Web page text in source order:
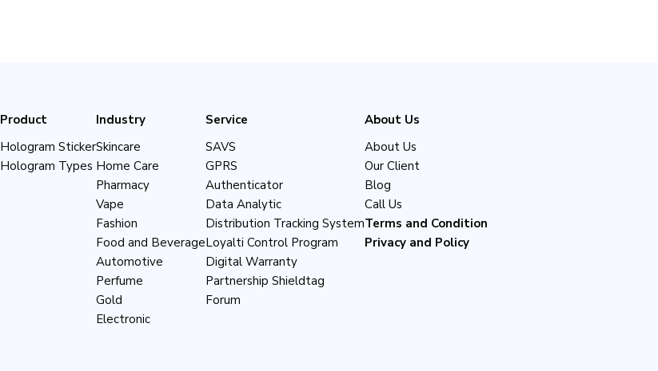
Product
Hologram Sticker
Hologram Types
Industry
Skincare
Home Care
Pharmacy
Vape
Fashion
Food and Beverage
Automotive
Perfume
Gold
Electronic
Service
SAVS
GPRS
Authenticator
Data Analytic
Distribution Tracking System
Loyalti Control Program
Digital Warranty
Partnership Shieldtag
Forum
About Us
About Us
Our Client
Blog
Call Us
Terms and Condition
Privacy and Policy